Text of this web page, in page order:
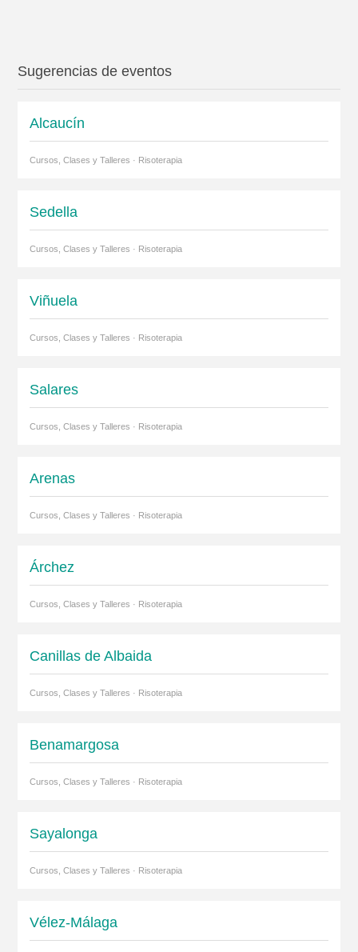
Sugerencias de eventos
Alcaucín
Cursos, Clases y Talleres · Risoterapia
Sedella
Cursos, Clases y Talleres · Risoterapia
Viñuela
Cursos, Clases y Talleres · Risoterapia
Salares
Cursos, Clases y Talleres · Risoterapia
Arenas
Cursos, Clases y Talleres · Risoterapia
Árchez
Cursos, Clases y Talleres · Risoterapia
Canillas de Albaida
Cursos, Clases y Talleres · Risoterapia
Benamargosa
Cursos, Clases y Talleres · Risoterapia
Sayalonga
Cursos, Clases y Talleres · Risoterapia
Vélez-Málaga